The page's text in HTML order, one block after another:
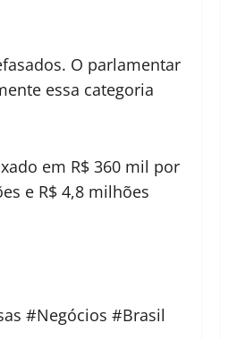
O parlamentar
essa categoria
em R$ 360 mil por
e R$ 4,8 milhões
#Negócios #Brasil